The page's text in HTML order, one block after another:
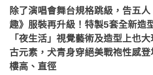
除了演唱會舞台規格跳級，告五
趣》服裝再升級！特製5套全新造
「夜生活」視覺藝術及造型上也大
古元素，犬青身穿絕美戰袍性感
樓高、直徑